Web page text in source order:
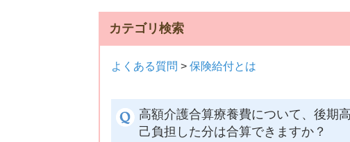
カテゴリ検索
よくある質問 > 保険給付とは
高額介護合算療養費について、後期
己負担した分は合算できますか？